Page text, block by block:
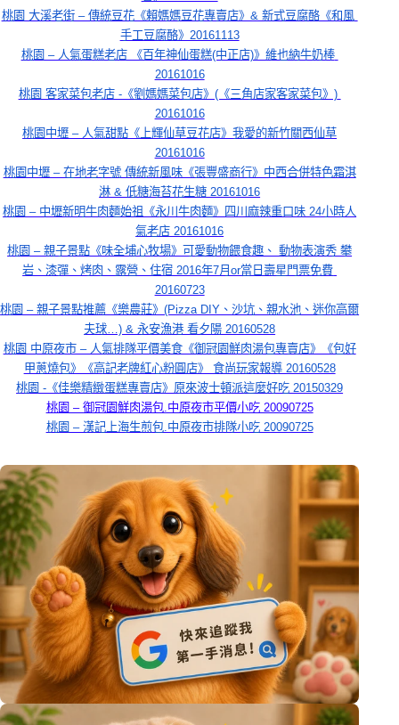
桃園 大溪老街 – 傳統豆花《賴媽媽豆花專賣店》& 新式豆腐酪《和風
手工豆腐酪》20161113
桃園 – 人氣蛋糕老店 《百年神仙蛋糕(中正店)》維也納牛奶棒
20161016
桃園 客家菜包老店 -《劉媽媽菜包店》(《三角店家客家菜包》)
20161016
桃園中壢 – 人氣甜點《上輝仙草豆花店》我愛的新竹關西仙草
20161016
桃園中壢 – 在地老字號 傳統新風味《張豐盛商行》中西合併特色霜淇
淋 & 低糖海苔花生糖 20161016
桃園 – 中壢新明牛肉麵始祖《永川牛肉麵》四川麻辣重口味 24小時人
氣老店 20161016
桃園 – 親子景點《味全埔心牧場》可愛動物餵食趣、 動物表演秀 攀
岩、漆彈、烤肉、露營、住宿 2016年7月or當日壽星門票免費
20160723
桃園 – 親子景點推薦《樂農莊》(Pizza DIY、沙坑、親水池、迷你高爾
夫球…) & 永安漁港 看夕陽 20160528
桃園 中原夜市 – 人氣排隊平價美食《御冠園鮮肉湯包專賣店》《包好
甲蔥燒包》《高記老牌紅心粉圓店》 食尚玩家報導 20160528
桃園 -《佳樂精緻蛋糕專賣店》原來波士頓派這麼好吃 20150329
桃園 – 御冠園鮮肉湯包.中原夜市平價小吃 20090725
桃園 – 漢記上海生煎包.中原夜市排隊小吃 20090725